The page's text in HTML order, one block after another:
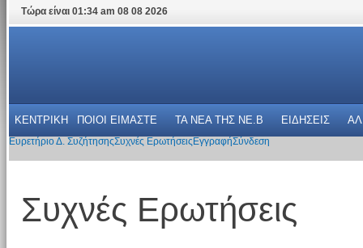
Τώρα είναι 01:34 am 08 08 2026
ΚΕΝΤΡΙΚΗ ΠΟΙΟΙ ΕΙΜΑΣΤΕ ΤΑ ΝΕΑ THΣ NE.B ΕΙΔΗΣΕΙΣ
Ευρετήριο Δ. ΣυζήτησηςΣυχνές Ερωτήσεις ΕγγραφήΣύνδεση
Συχνές Ερωτήσεις